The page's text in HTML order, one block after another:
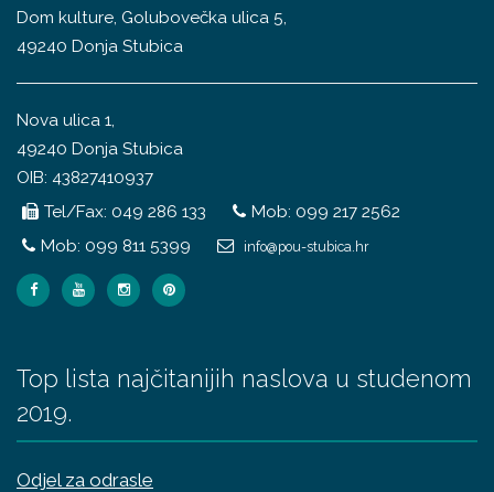
Dom kulture, Golubovečka ulica 5,
49240 Donja Stubica
Nova ulica 1,
49240 Donja Stubica
OIB: 43827410937
Tel/Fax: 049 286 133
Mob: 099 217 2562
Mob: 099 811 5399
info@pou-stubica.hr
Top lista najčitanijih naslova u studenom
2019.
Odjel za odrasle